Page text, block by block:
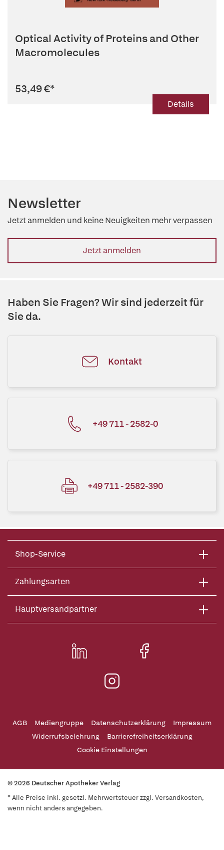
Optical Activity of Proteins and Other
Macromolecules
53,49 €*
Details
Newsletter
Jetzt anmelden und keine Neuigkeiten mehr verpassen
Jetzt anmelden
Haben Sie Fragen? Wir sind jederzeit für
Sie da.
Kontakt
+49 711 - 2582-0
+49 711 - 2582-390
Shop-Service
Zahlungsarten
Hauptversandpartner
AGB Mediengruppe Datenschutzerklärung
Impressum
Widerrufsbelehrung
Barrierefreiheitserklärung
Cookie Einstellungen
© 2026 Deutscher Apotheker Verlag
* Alle Preise inkl. gesetzl. Mehrwertsteuer zzgl. Versandkosten,
wenn nicht anders angegeben.